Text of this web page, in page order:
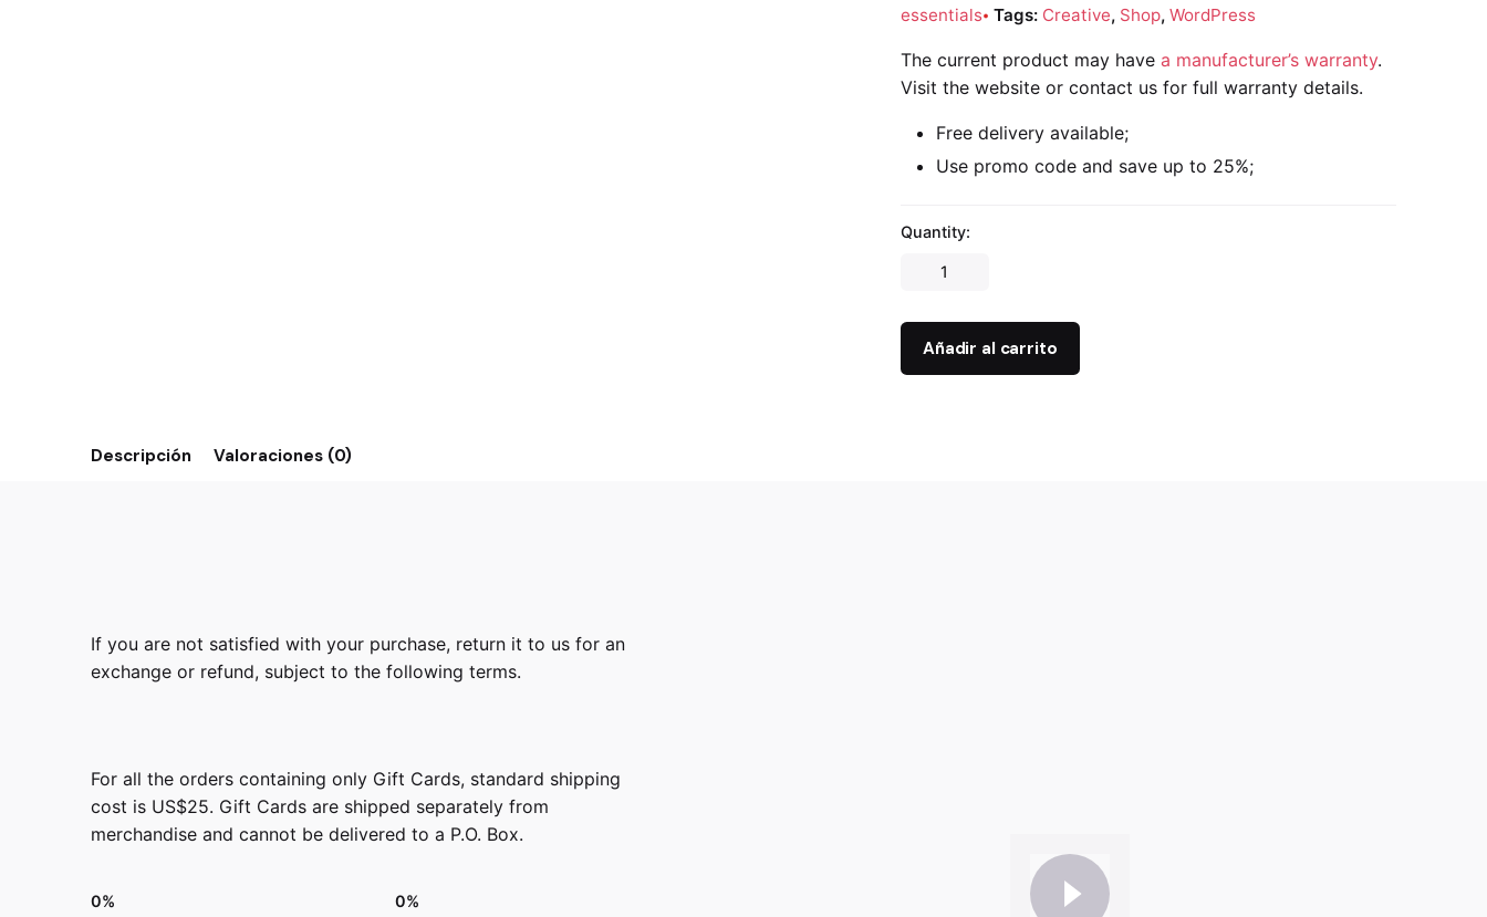
essentials Tags: Creative, Shop, WordPress
The current product may have a manufacturer’s warranty.
Visit the website or contact us for full warranty details.
Free delivery available;
Use promo code and save up to 25%;
Quantity:
Añadir al carrito
Descripción Valoraciones (0)
If you are not satisfied with your purchase, return it to us for an
exchange or refund, subject to the following terms.
For all the orders containing only Gift Cards, standard shipping
cost is US$25. Gift Cards are shipped separately from
merchandise and cannot be delivered to a P.O. Box.
0% 0%